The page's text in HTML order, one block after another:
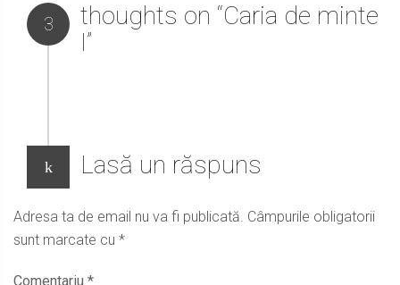
3
thoughts on “Caria de minte
I”
Lasă un răspuns
Adresa ta de email nu va fi publicată. Câmpurile obligatorii
sunt marcate cu *
Comentariu *